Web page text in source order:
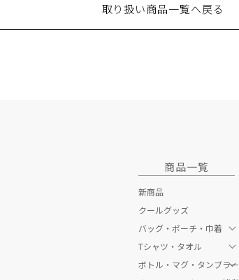
取り扱い商品一覧へ戻る
商品一覧
新商品
クールグッズ
バッグ・ポーチ・巾着
トートバッグ
折りたたみエコバッグ
Tシャツ・タオル
Tシャツ
ボトル・マグ・タンブラー